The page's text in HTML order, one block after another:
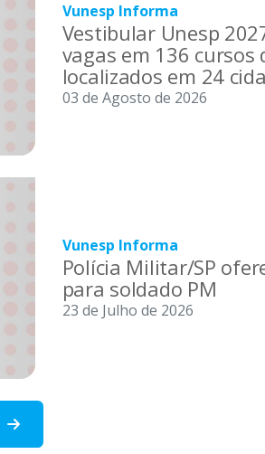
Vunesp Informa
Vestibular Unesp
vagas em 136 cursos
localizados em 24
03 de Agosto de 2026
Vunesp Informa
Polícia Militar/SP
para soldado PM
23 de Julho de 2026